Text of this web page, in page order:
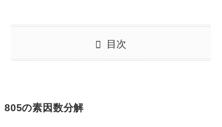
目次
805の素因数分解